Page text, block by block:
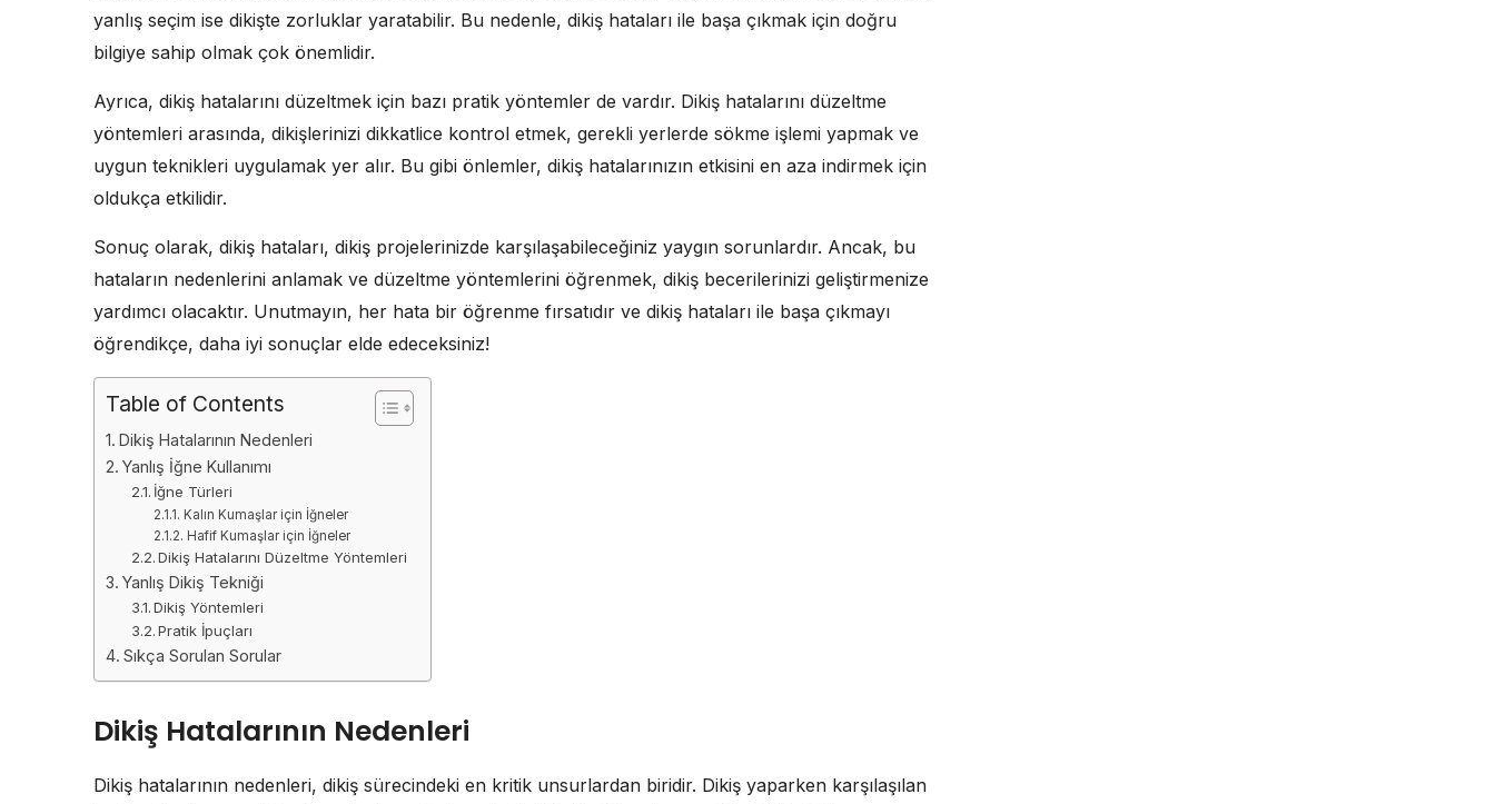
yanlış seçim ise dikişte zorluklar yaratabilir. Bu nedenle, dikiş hataları ile başa çıkmak için doğru
bilgiye sahip olmak çok önemlidir.
Ayrıca, dikiş hatalarını düzeltmek için bazı pratik yöntemler de vardır. Dikiş hatalarını düzeltme
yöntemleri arasında, dikişlerinizi dikkatlice kontrol etmek, gerekli yerlerde sökme işlemi yapmak ve
uygun teknikleri uygulamak yer alır. Bu gibi önlemler, dikiş hatalarınızın etkisini en aza indirmek için
oldukça etkilidir.
Sonuç olarak, dikiş hataları, dikiş projelerinizde karşılaşabileceğiniz yaygın sorunlardır. Ancak, bu
hataların nedenlerini anlamak ve düzeltme yöntemlerini öğrenmek, dikiş becerilerinizi geliştirmenize
yardımcı olacaktır. Unutmayın, her hata bir öğrenme fırsatıdır ve dikiş hataları ile başa çıkmayı
öğrendikçe, daha iyi sonuçlar elde edeceksiniz!
Table of Contents
Dikiş Hatalarının Nedenleri
Yanlış İğne Kullanımı
İğne Türleri
Kalın Kumaşlar için İğneler
Hafif Kumaşlar için İğneler
Dikiş Hatalarını Düzeltme Yöntemleri
Yanlış Dikiş Tekniği
Dikiş Yöntemleri
Pratik İpuçları
Sıkça Sorulan Sorular
Dikiş Hatalarının Nedenleri
Dikiş hatalarının nedenleri, dikiş sürecindeki en kritik unsurlardan biridir. Dikiş yaparken karşılaşılan